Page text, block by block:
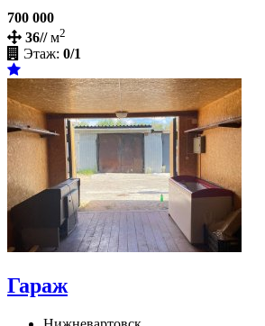
700 000
36//м2
Этаж: 0/1
Гараж